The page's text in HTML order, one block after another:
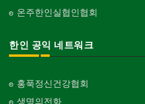
온주한인실협인협회
한인 공익 네트워크
홍푹정신건강협회
생명의전화